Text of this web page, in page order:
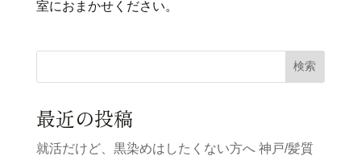
室におまかせください。
検索
最近の投稿
就活だけど、黒染めはしたくない方へ 神戸/髪質